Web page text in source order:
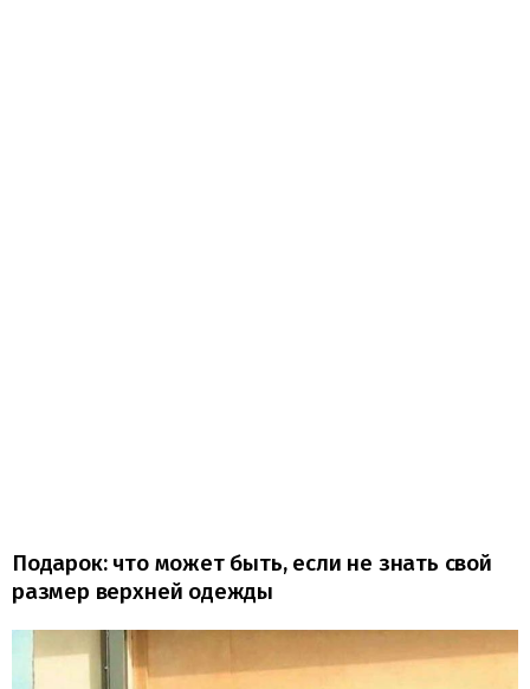
Подарок: что может быть, если не знать свой
размер верхней одежды